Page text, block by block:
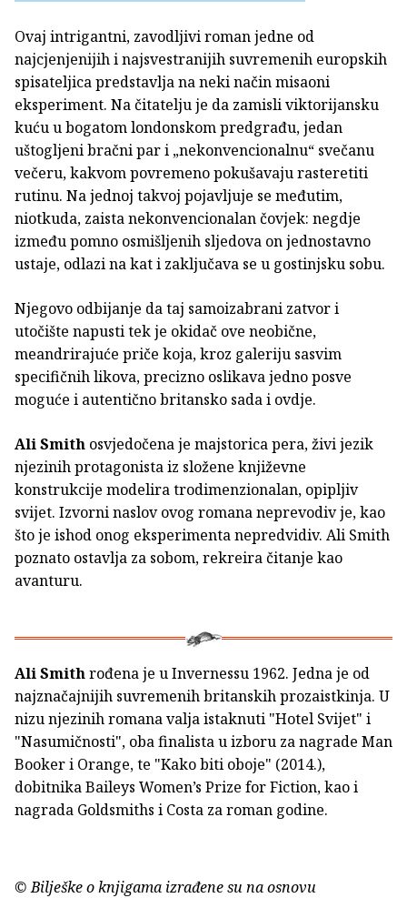
Ovaj intrigantni, zavodljivi roman jedne od
najcjenjenijih i najsvestranijih suvremenih europskih
spisateljica predstavlja na neki način misaoni
eksperiment. Na čitatelju je da zamisli viktorijansku
kuću u bogatom londonskom predgrađu, jedan
uštogljeni bračni par i „nekonvencionalnu“ svečanu
večeru, kakvom povremeno pokušavaju rasteretiti
rutinu. Na jednoj takvoj pojavljuje se međutim,
niotkuda, zaista nekonvencionalan čovjek: negdje
između pomno osmišljenih sljedova on jednostavno
ustaje, odlazi na kat i zaključava se u gostinjsku sobu.
Njegovo odbijanje da taj samoizabrani zatvor i
utočište napusti tek je okidač ove neobične,
meandrirajuće priče koja, kroz galeriju sasvim
specifičnih likova, precizno oslikava jedno posve
moguće i autentično britansko sada i ovdje.
Ali Smith osvjedočena je majstorica pera, živi jezik
njezinih protagonista iz složene književne
konstrukcije modelira trodimenzionalan, opipljiv
svijet. Izvorni naslov ovog romana neprevodiv je, kao
što je ishod onog eksperimenta nepredvidiv. Ali Smith
poznato ostavlja za sobom, rekreira čitanje kao
avanturu.
Ali Smithrođena je u Invernessu 1962. Jedna je od
najznačajnijih suvremenih britanskih prozaistkinja. U
nizu njezinih romana valja istaknuti "Hotel Svijet" i
"Nasumičnosti", oba finalista u izboru za nagrade Man
Booker i Orange, te "Kako biti oboje" (2014.),
dobitnika Baileys Women’s Prize for Fiction, kao i
nagrada Goldsmiths i Costa za roman godine.
© Bilješke o knjigama izrađene su na osnovu